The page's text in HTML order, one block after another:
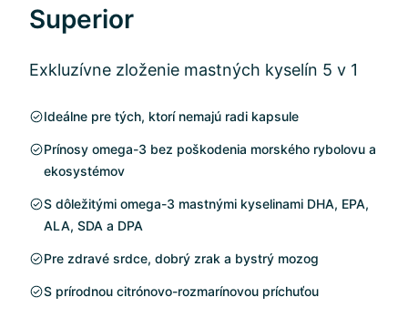
Superior
Exkluzívne zloženie mastných kyselín 5 v 1
Ideálne pre tých, ktorí nemajú radi kapsule
Prínosy omega-3 bez poškodenia morského rybolovu a
ekosystémov
S dôležitými omega-3 mastnými kyselinami DHA, EPA,
ALA, SDA a DPA
Pre zdravé srdce, dobrý zrak a bystrý mozog
S prírodnou citrónovo-rozmarínovou príchuťou